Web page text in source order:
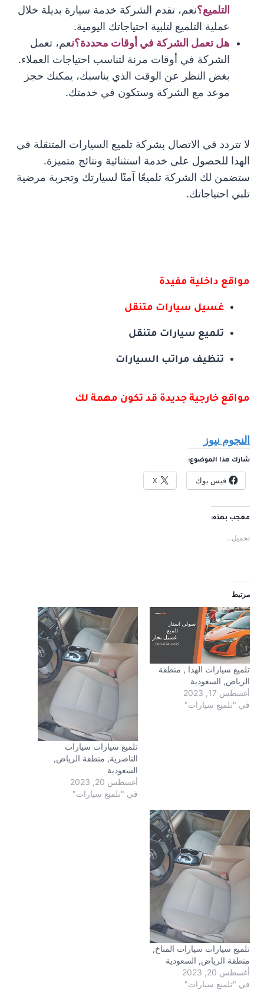
التلميع؟نعم، تقدم الشركة خدمة سيارة بديلة خلال
عملية التلميع لتلبية احتياجاتك اليومية.
هل تعمل الشركة في أوقات محددة؟نعم، تعمل
الشركة في أوقات مرنة لتناسب احتياجات العملاء.
بغض النظر عن الوقت الذي يناسبك، يمكنك حجز
موعد مع الشركة وستكون في خدمتك.
لا تتردد في الاتصال بشركة تلميع السيارات المتنقلة في
الهدا للحصول على خدمة استثنائية ونتائج متميزة.
ستضمن لك الشركة تلميعًا آمنًا لسيارتك وتجربة مرضية
تلبي احتياجاتك.
مواقع داخلية مفيدة
غسيل سيارات متنقل
تلميع سيارات متنقل
تنظيف مراتب السيارات
مواقع خارجية جديدة قد تكون مهمة لك
النجوم نيوز
شارك هذا الموضوع:
فيس بوك X
معجب بهذه:
تحميل...
مرتبط
تلميع سيارات الهدا , منطقة
الرياض, السعودية
أغسطس 17, 2023
في "تلميع سيارات"
تلميع سيارات سيارات
الناصرية, منطقة الرياض,
السعودية
أغسطس 20, 2023
في "تلميع سيارات"
تلميع سيارات سيارات المناخ,
منطقة الرياض, السعودية
أغسطس 20, 2023
في "تلميع سيارات"